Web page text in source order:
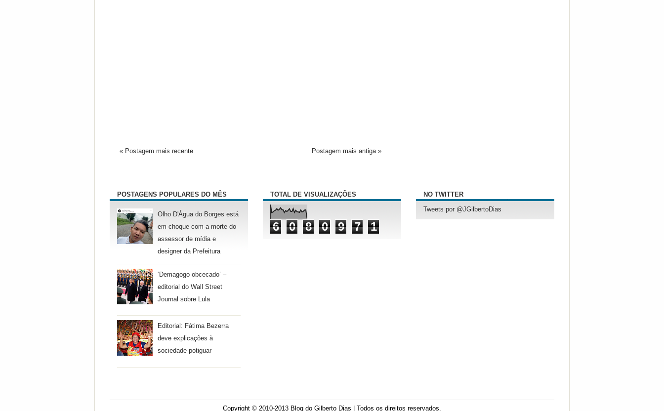
« Postagem mais recente Postagem mais antiga »
POSTAGENS POPULARES DO MÊS
Olho D'Água do Borges está
em choque com a morte do
assessor de mídia e
designer da Prefeitura
‘Demagogo obcecado’ –
editorial do Wall Street
Journal sobre Lula
Editorial: Fátima Bezerra
deve explicações à
sociedade potiguar
TOTAL DE VISUALIZAÇÕES
6 0 8 0 9 7 1
NO TWITTER
Tweets por @JGilbertoDias
Copyright © 2010-2013 Blog do Gilberto Dias | Todos os direitos reservados.